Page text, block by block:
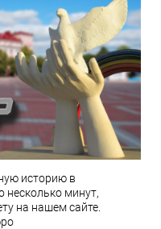
историю в
несколько минут,
на нашем сайте.